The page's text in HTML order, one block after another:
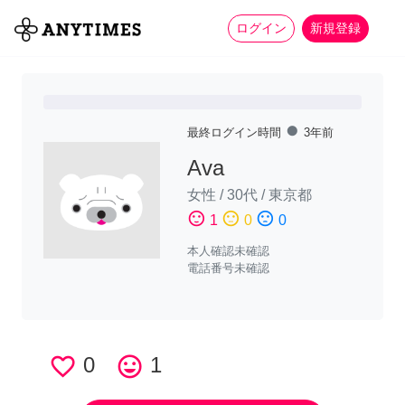
ログイン 新規登録
全て 家事 more_horiz
最終ログイン時間 fiber_manual_record 3年前
Ava
女性 /30代 /東京都
sentiment_satisfied 1 sentiment_neutral 0 sentiment_dissatisfied 0
本人確認未確認
電話番号未確認
favorite_border 0 tag_faces 1